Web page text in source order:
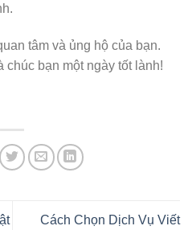
tâm và ủng hộ của bạn.
bạn một ngày tốt lành!
Cách Chọn Dịch Vụ Viết